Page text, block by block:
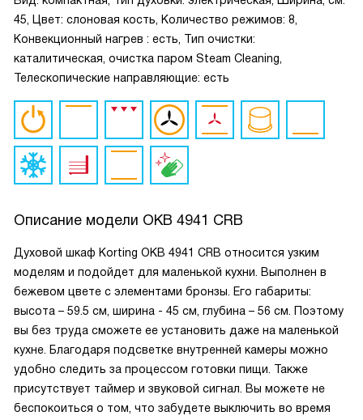
45, Цвет: слоновая кость, Количество режимов: 8,
Конвекционный нагрев : есть, Тип очистки:
каталитическая, очистка паром Steam Cleaning,
Телескопические направляющие: есть
Описание модели OKB 4941 CRB
Духовой шкаф Korting OKB 4941 CRB относится узким
моделям и подойдет для маленькой кухни. Выполнен в
бежевом цвете с элементами бронзы. Его габариты:
высота – 59.5 см, ширина - 45 см, глубина – 56 см. Поэтому
вы без труда сможете ее установить даже на маленькой
кухне. Благодаря подсветке внутренней камеры можно
удобно следить за процессом готовки пищи. Также
присутствует таймер и звуковой сигнал. Вы можете не
беспокоиться о том, что забудете выключить во время